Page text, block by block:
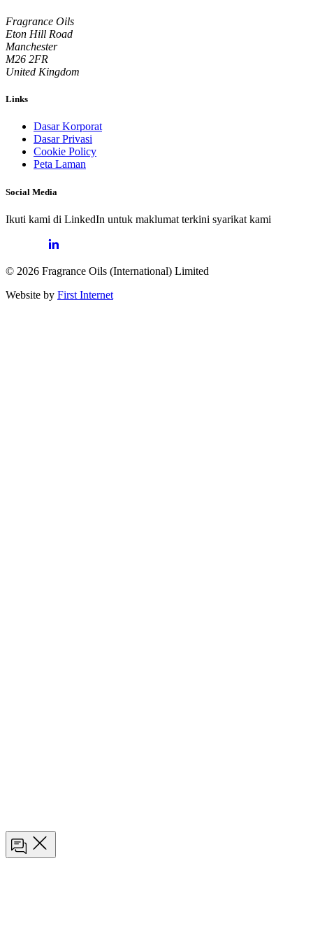
Fragrance Oils
Eton Hill Road
Manchester
M26 2FR
United Kingdom
Links
Dasar Korporat
Dasar Privasi
Cookie Policy
Peta Laman
Social Media
Ikuti kami di LinkedIn untuk maklumat terkini syarikat kami
© 2026 Fragrance Oils (International) Limited
Website by First Internet